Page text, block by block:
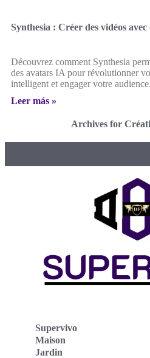
Synthesia : Créer des vidéos
Découvrez comment Synthesia
des avatars IA pour révolutionner
intelligent et engager votre audience.
Leer más »
Archives for
Supervivo
Maison
Jardin